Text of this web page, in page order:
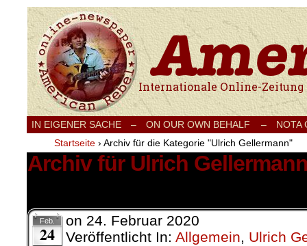
Internationale Onlinezeitung für Frieden,
IN EIGENER SACHE – ON OUR OWN BEHALF –
NOTA
Startseite › Archiv für die Kategorie "Ulrich Gellermann"
Archiv für Ulrich
Feb.
24
on 24. Februar 2020
Veröffentlicht In: Allgemein, Ulrich